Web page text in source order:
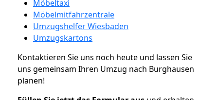
Möbeltaxi
Möbelmitfahrzentrale
Umzugshelfer Wiesbaden
Umzugskartons
Kontaktieren Sie uns noch heute und lassen Sie
uns gemeinsam Ihren Umzug nach Burghausen
planen!